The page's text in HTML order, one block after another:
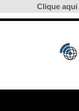
Clique aqui